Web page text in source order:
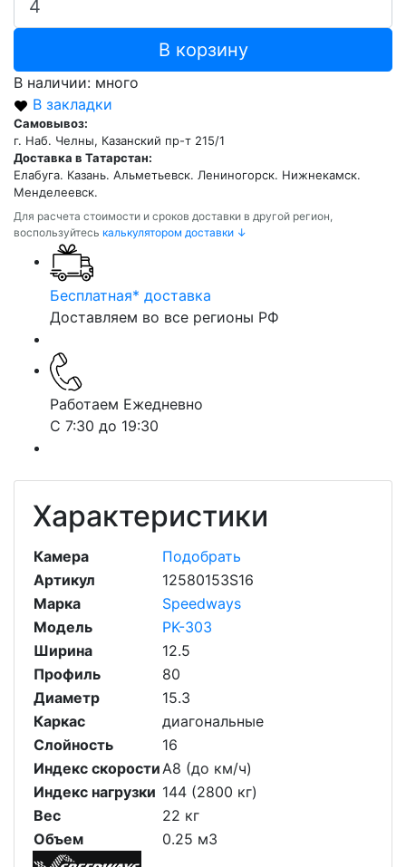
В корзину
В наличии: много
В закладки
Самовывоз:
г. Наб. Челны, Казанский пр-т 215/1
Доставка в Татарстан:
Елабуга. Казань. Альметьевск. Лениногорск. Нижнекамск.
Менделеевск.
Для расчета стоимости и сроков доставки в другой регион,
воспользуйтесь калькулятором доставки ↓
Бесплатная* доставка
Доставляем во все регионы РФ
Работаем Ежедневно
С 7:30 до 19:30
Характеристики
Камера
Подобрать
Артикул
12580153S16
Марка
Speedways
Модель
PK-303
Ширина
12.5
Профиль
80
Диаметр
15.3
Каркас
диагональные
Слойность
16
Индекс скоростиA8 (до км/ч)
Индекс нагрузки 144 (2800 кг)
Вес
22 кг
Объем
0.25 м3